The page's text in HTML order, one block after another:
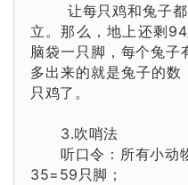
让每只鸡和兔子都
立。那么，地上还剩
脑袋一只脚，每个兔
多出来的就是兔子的
只鸡了。
3.吹哨法
听口令：所有小动
35=59只脚；